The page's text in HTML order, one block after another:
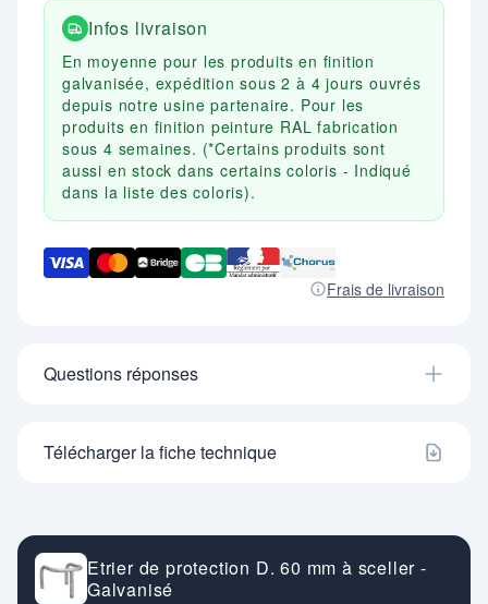
Infos livraison
En moyenne pour les produits en finition
galvanisée, expédition sous 2 à 4 jours ouvrés
depuis notre usine partenaire. Pour les
produits en finition peinture RAL fabrication
sous 4 semaines. (*Certains produits sont
aussi en stock dans certains coloris - Indiqué
dans la liste des coloris).
Frais de livraison
Questions réponses
Télécharger la fiche technique
Etrier de protection D. 60 mm à sceller -
Galvanisé